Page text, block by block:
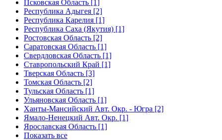
Псковская Область [1]
Республика Адыгея [2]
Республика Карелия [1]
Республика Саха (Якутия) [1]
Ростовская Область [2]
Саратовская Область [1]
Свердловская Область [1]
Ставропольский Край [1]
Тверская Область [3]
Томская Область [2]
Тульская Область [1]
Ульяновская Область [1]
Ханты-Мансийский Авт. Окр. - Югра [2]
Ямало-Ненецкий Авт. Окр. [1]
Ярославская Область [1]
Показать все